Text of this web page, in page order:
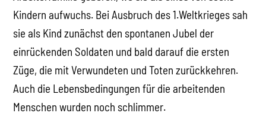
Kindern aufwuchs. Bei Ausbruch des 1.Weltkrieges sah
sie als Kind zunächst den spontanen Jubel der
einrückenden Soldaten und bald darauf die ersten
Züge, die mit Verwundeten und Toten zurückkehren.
Auch die Lebensbedingungen für die arbeitenden
Menschen wurden noch schlimmer.